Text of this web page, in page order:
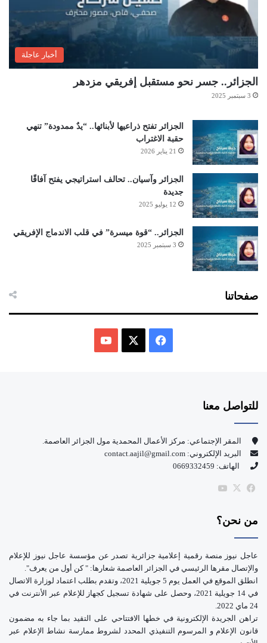
أخبار عاجلة
الجزائر.. جسر نحو مستقبل إفريقي مزدهر
3 سبتمبر 2025
الجزائر تفتح ذراعيها لأبنائها.. “يدٌ ممدودة” تنهي
حقبة الاغتراب
21 يناير 2026
الجزائر وآسيان.. تحالف استراتيجي يفتح آفاقًا
جديدة
12 يوليو 2025
الجزائر.. “قوة ميسرة” في قلب الاندماج الإفريقي
3 سبتمبر 2025
صفحاتنا
و
ك
للتواصل معنا
المقر الإجتماعي: مركز الأعمال المحمدية مول الجزائر العاصمة.
البريد الإلكتروني: contact.aajil@gmail.com
الهاتف: 0669332459
فيسبوك
‫X
من نحن؟
عاجل نيوز منصة رقمية إعلامية جزائرية تصدر عن مؤسسة عاجل نيوز للإعلام
والإتصال مقرها الرئيسي في الجزائر العاصمة شعارها: " كن أول من يعرف".
انطلق الموقع في العمل يوم 5 جويلية 2021، وتقدم بطلب اعتماد لوزارة الاتصال
في 14 جويلية 2021، وحصل على شهادة تسجيل كجهاز للإعلام عبر الأنترنت في
24 ماي 2022.
تراهن الجريدة الإلكترونية في خطها الافتتاحي على التقيد بما جاء به مضمون
قانون الإعلام و المرسوم التنفيذي المحدد لشروط ممارسة نشاط الإعلام عبر